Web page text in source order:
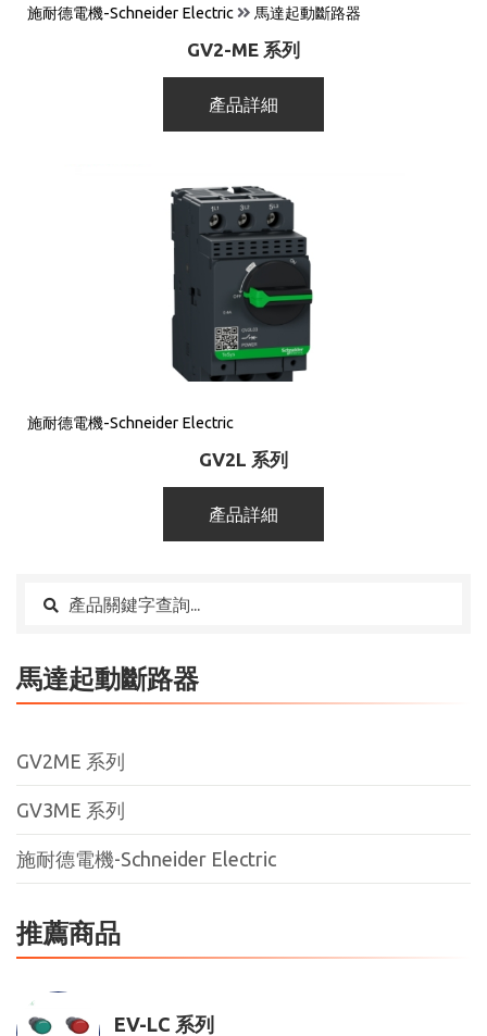
馬達起動斷路器
GV2ME 系列
GV3ME 系列
施耐德電機-Schneider Electric
推薦商品
EV-LC 系列
施耐德電機-Schneider Electric 馬達起動斷路器
GV2-ME 系列
產品詳細
施耐德電機-Schneider Electric
GV2L 系列
產品詳細